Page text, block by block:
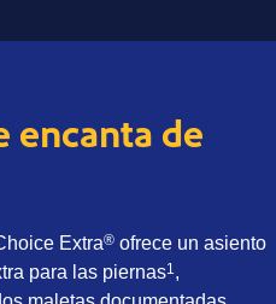
encanta de
Extra® ofrece un asiento
para las piernas1,